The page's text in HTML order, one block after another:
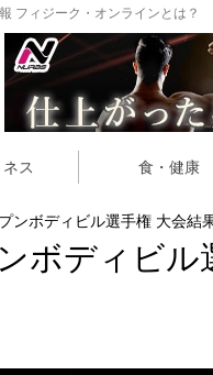
フィジーク・オンラインとは？
ス 食・健康
ンボディビル選手権 大会結
ボディビル